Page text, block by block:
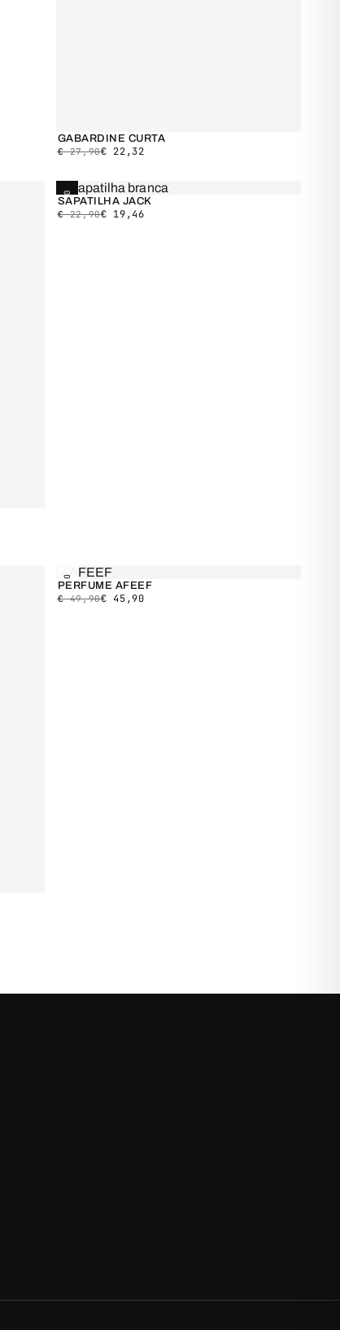
GABARDINE CURTA
€27,90€ 22,32
ESGOTADO
SAPATILHA JACK
€22,90€ 19,46
SALDO
PERFUME AFEEF
€49,90€ 45,90